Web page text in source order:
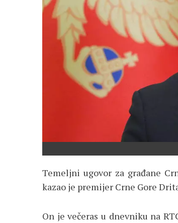
Temeljni ugovor za građane
kazao je premijer Crne Gore
On je večeras u dnevniku na